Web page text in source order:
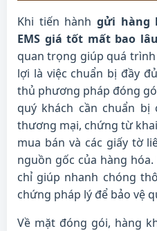
Khi tiến hành gửi hàng
EMS giá tốt mất bao lâu
quan trọng giúp quá
lợi là việc chuẩn bị đầy
thủ phương pháp đóng
quý khách cần chuẩn
thương mại, chứng từ
mua bán và các giấy tờ
nguồn gốc của hàng
chỉ giúp nhanh chóng
chứng pháp lý để bảo vệ
Về mặt đóng gói, hàng